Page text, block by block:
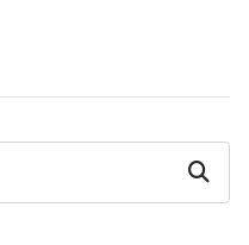
Search